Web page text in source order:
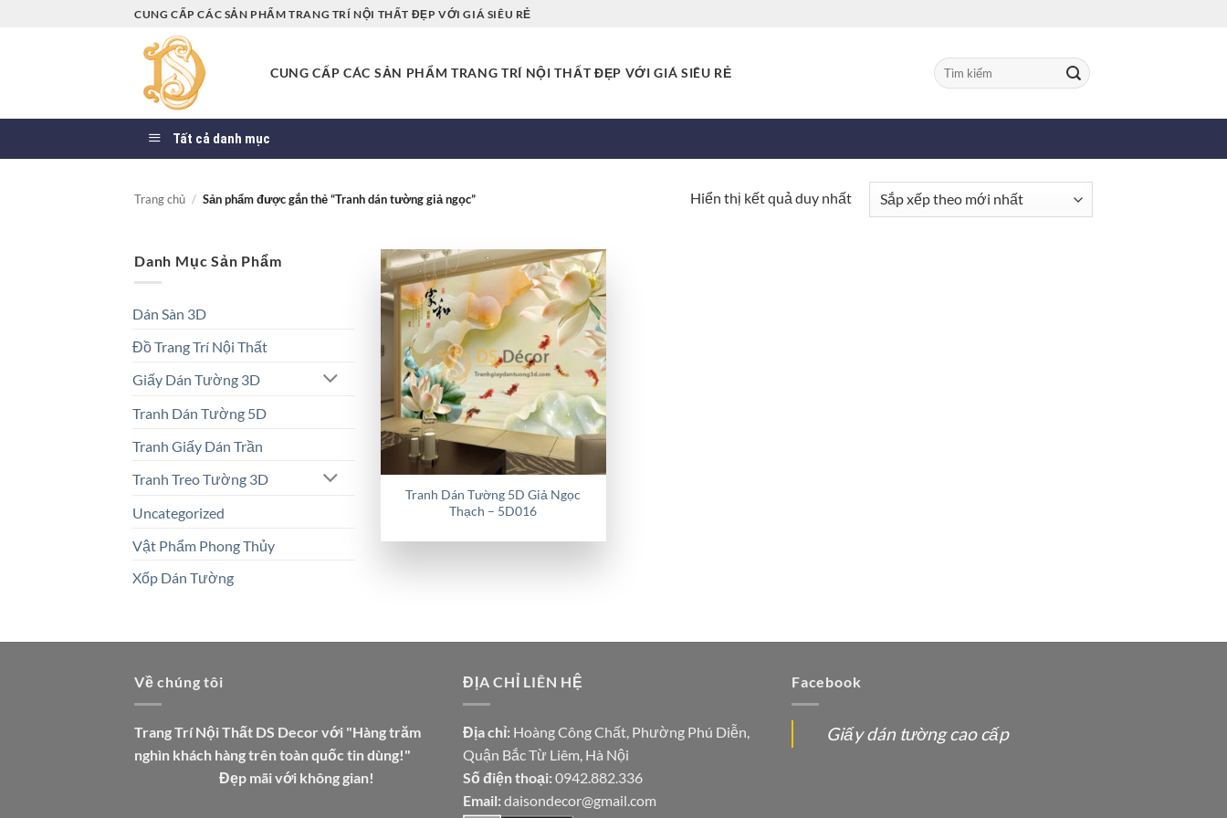
CUNG CẤP CÁC SẢN PHẨM TRANG TRÍ NỘI THẤT ĐẸP VỚI GIÁ SIÊU RẺ
CUNG CẤP CÁC SẢN PHẨM TRANG TRÍ NỘI THẤT ĐẸP VỚI GIÁ SIÊU RẺ
Tìm
kiếm:
Tất cả danh mục
Trang chủ / Sản phẩm được gắn thẻ “Tranh dán tường giả ngọc” Hiển thị kết quả duy nhất
Danh Mục Sản Phẩm
Dán Sàn 3D
Đồ Trang Trí Nội Thất
Giấy Dán Tường 3D
Tranh Dán Tường 5D
Tranh Giấy Dán Trần
Tranh Treo Tường 3D
Uncategorized
Vật Phẩm Phong Thủy
Xốp Dán Tường
Tranh Dán Tường 5D Giả Ngọc
Thạch – 5D016
Về chúng tôi
Trang Trí Nội Thất DS Decor với "Hàng trăm
nghìn khách hàng trên toàn quốc tin dùng!"
Đẹp mãi với không gian!
ĐỊA CHỈ LIÊN HỆ
Địa chỉ: Hoàng Công Chất, Phường Phú Diễn,
Quận Bắc Từ Liêm, Hà Nội
Số điện thoại: 0942.882.336
Email: daisondecor@gmail.com
Facebook
Giấy dán tường cao cấp